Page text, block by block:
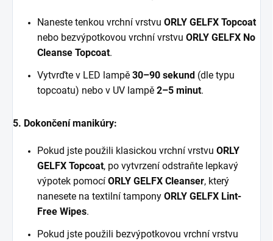
Naneste tenkou vrchní vrstvu ORLY GELFX Topcoat
nebo bezvýpotkovou vrchní vrstvu ORLY GELFX No
Cleanse Topcoat.
Vytvrďte v LED lampě 30–90 sekund (dle typu
topcoatu) nebo v UV lampě 2–5 minut.
5. Dokončení manikúry:
Pokud jste použili klasickou vrchní vrstvu ORLY
GELFX Topcoat, po vytvrzení odstraňte lepkavý
výpotek pomocí ORLY GELFX Cleanser, který
nanesete na textilní tampony ORLY GELFX Lint-
Free Wipes.
Pokud jste použili bezvýpotkovou vrchní vrstvu